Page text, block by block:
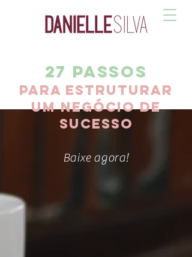
27 passos
para estruturar
umnegócio de
sucesso
Baixe agora!